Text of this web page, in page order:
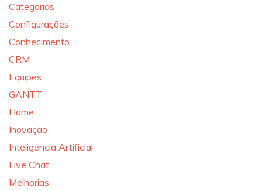
Categorias
Configurações
Conhecimento
CRM
Equipes
GANTT
Home
Inovação
Inteligência Artificial
Live Chat
Melhorias